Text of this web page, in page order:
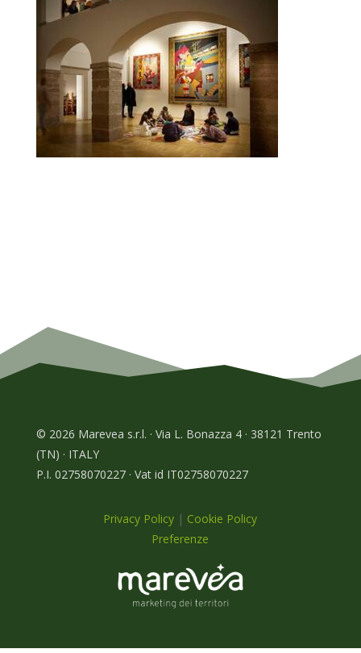
© 2026 Marevea s.r.l. · Via L. Bonazza 4 · 38121 Trento
(TN) · ITALY
P.I. 02758070227 · Vat id IT02758070227
Privacy Policy | Cookie Policy
Preferenze